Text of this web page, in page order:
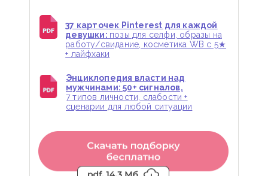
37 карточек Pinterest для каждой
девушки: позы для селфи, образы на
работу/свидание, косметика WB с 5★
+ лайфхаки
Энциклопедия власти над
мужчинами: 50+ сигналов,
7 типов личности, слабости +
сценарии для любой ситуации